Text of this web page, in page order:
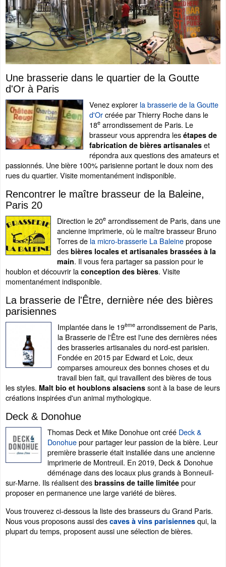
Une brasserie dans le quartier de la Goutte
d'Or à Paris
Venez explorer la brasserie de la Goutte
d'Orcréée par Thierry Roche dans le
18e arrondissement de Paris. Le
brasseur vous apprendra les étapes de
fabrication de bières artisanales et
répondra aux questions des amateurs et
passionnés. Une bière 100% parisienne portant le doux nom des
rues du quartier. Visite momentanément indisponible.
Rencontrer le maître brasseur de la Baleine,
Paris 20
Direction le 20e arrondissement de Paris, dans une
ancienne imprimerie, où le maître brasseur Bruno
Torres de la micro-brasserie La Baleinepropose
des bières locales et artisanales brassées à la
main. Il vous fera partager sa passion pour le
houblon et découvrir la conception des bières. Visite
momentanément indisponible.
La brasserie de l'Être, dernière née des bières
parisiennes
Implantée dans le 19ème arrondissement de Paris,
la Brasserie de l'Être est l'une des dernières nées
des brasseries artisanales du nord-est parisien.
Fondée en 2015 par Edward et Loic, deux
comparses amoureux des bonnes choses et du
travail bien fait, qui travaillent des bières de tous
les styles. Malt bio et houblons alsaciens sont à la base de leurs
créations inspirées d'un animal mythologique.
Deck & Donohue
Thomas Deck et Mike Donohue ont créé Deck &
Donohuepour partager leur passion de la bière. Leur
première brasserie était installée dans une ancienne
imprimerie de Montreuil. En 2019, Deck & Donohue
déménage dans des locaux plus grands à Bonneuil-
sur-Marne. Ils réalisent des brassins de taille limitée pour
proposer en permanence une large variété de bières.
Vous trouverez ci-dessous la liste des brasseurs du Grand Paris.
Nous vous proposons aussi des caves à vins parisiennes qui, la
plupart du temps, proposent aussi une sélection de bières.